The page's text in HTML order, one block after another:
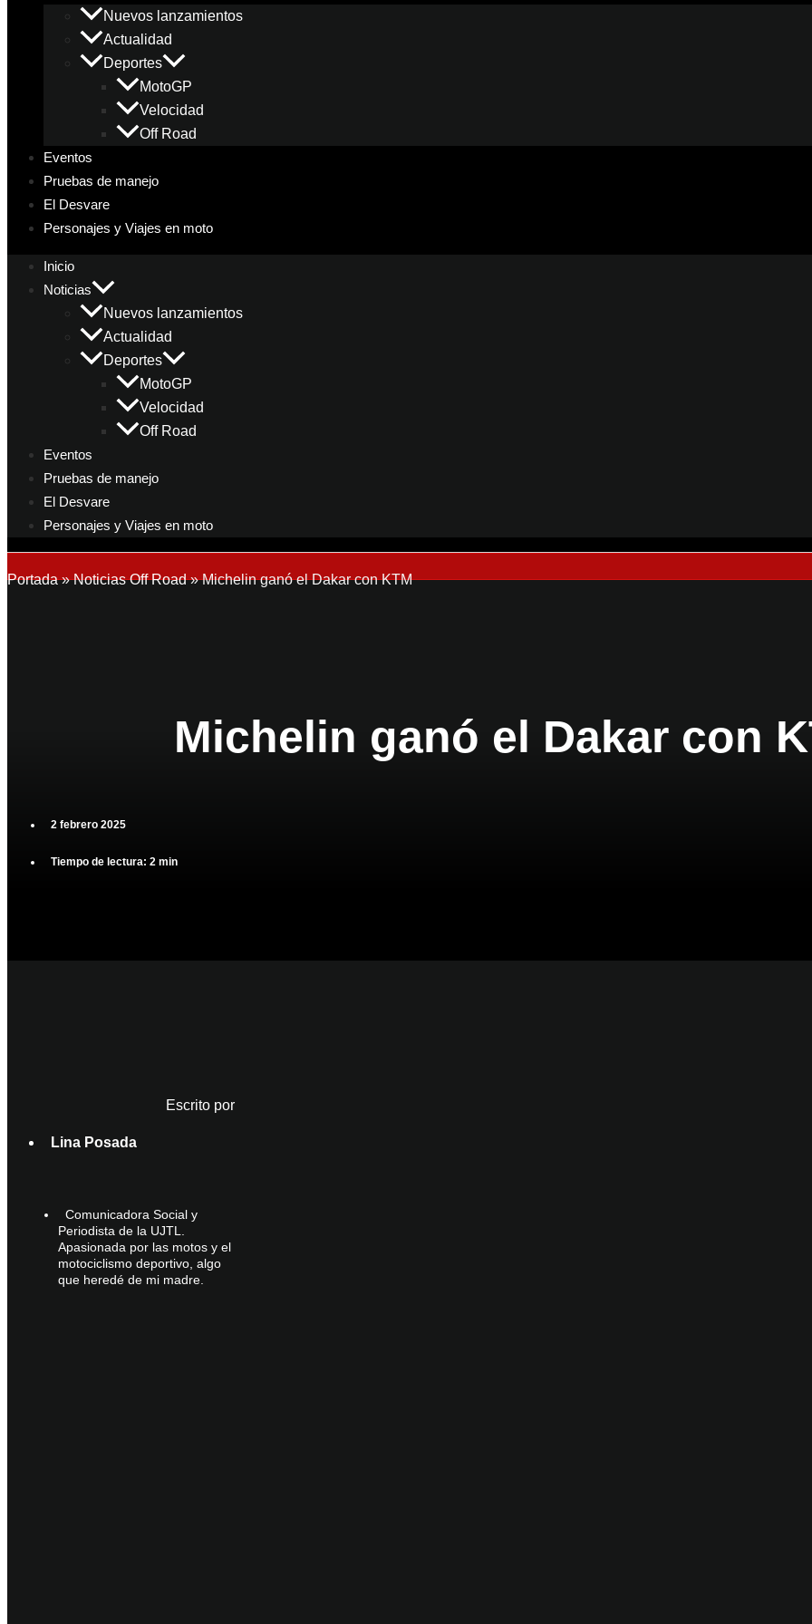
Nuevos lanzamientos
Actualidad
Deportes
MotoGP
Velocidad
Off Road
Eventos
Pruebas de manejo
El Desvare
Personajes y Viajes en moto
Inicio
Noticias
Nuevos lanzamientos
Actualidad
Deportes
MotoGP
Velocidad
Off Road
Eventos
Pruebas de manejo
El Desvare
Personajes y Viajes en moto
Portada»Noticias Off Road»Michelin ganó el Dakar con KTM
Michelin ganó el Dakar con
2 febrero 2025
Tiempo de lectura: 2 min
Escrito por
Lina Posada
Comunicadora Social y
Periodista de la UJTL.
Apasionada por las motos y el
motociclismo deportivo, algo
que heredé de mi madre.